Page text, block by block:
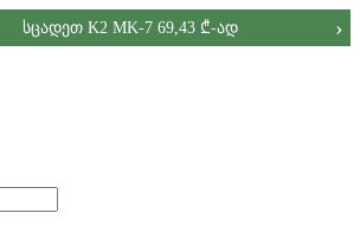
სცადეთ K2 MK-7 69,43 ₾-ად ›